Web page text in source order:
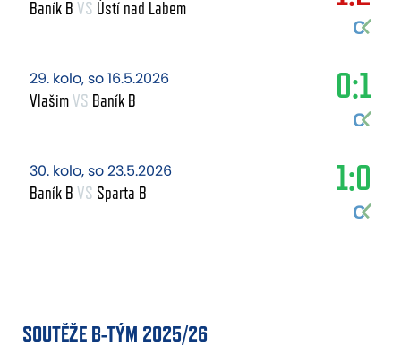
Baník B VS Ústí nad Labem
29. kolo, so 16.5.2026
VlašimVS Baník B 0:1
30. kolo, so 23.5.2026
Baník B VS Sparta B 1:0
SOUTĚŽE B-TÝM 2025/26